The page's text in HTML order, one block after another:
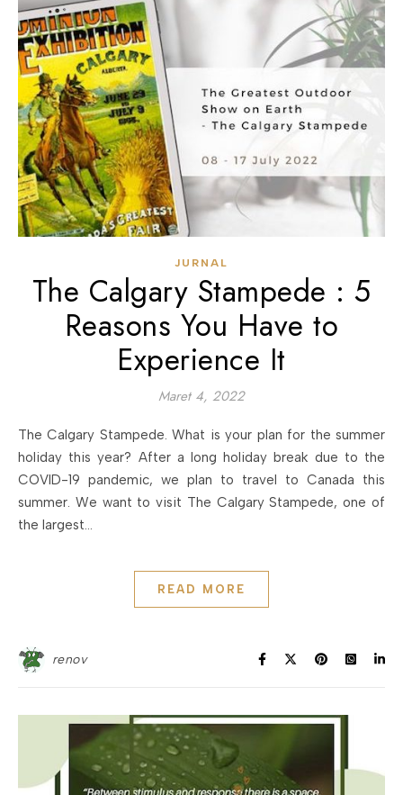
JURNAL
The Calgary Stampede : 5
Reasons You Have to
Experience It
Maret 4, 2022
The Calgary Stampede. What is your plan for the summer
holiday this year? After a long holiday break due to the
COVID-19 pandemic, we plan to travel to Canada this
summer. We want to visit The Calgary Stampede, one of
the largest…
READ MORE
renov